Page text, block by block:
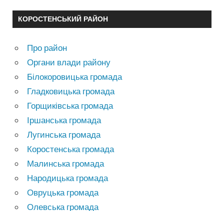
КОРОСТЕНСЬКИЙ РАЙОН
Про район
Органи влади району
Білокоровицька громада
Гладковицька громада
Горщиківська громада
Іршанська громада
Лугинська громада
Коростенська громада
Малинська громада
Народицька громада
Овруцька громада
Олевська громада